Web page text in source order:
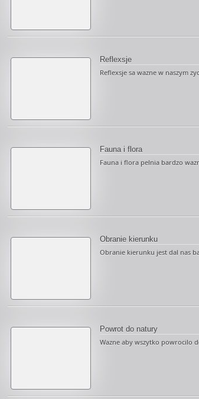
Reflexsje
Reflexsje sa wazne w naszym
Fauna i flora
Fauna i flora pelnia bardzo
Obranie kierunku
Obranie kierunku jest dal nas
Powrot do natury
Wazne aby wszytko powrocilo